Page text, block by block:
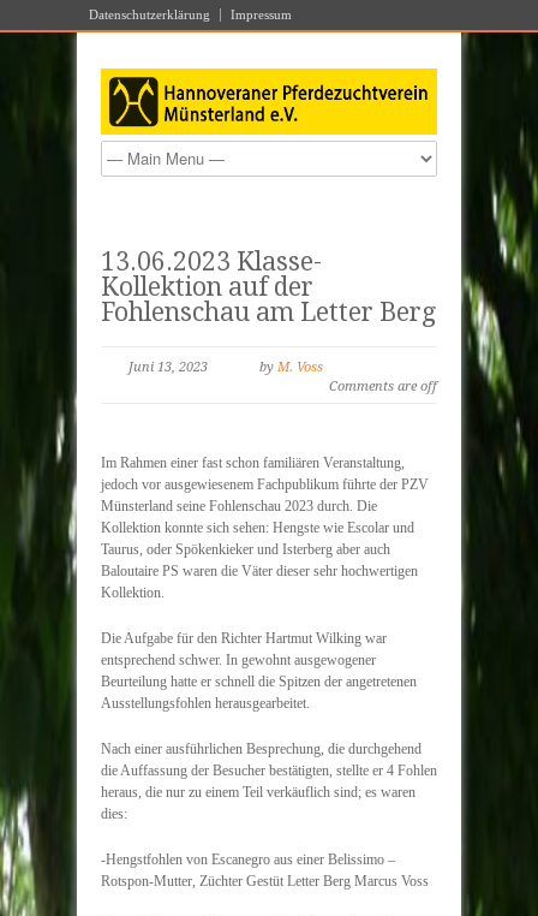
Datenschutzerklärung Impressum
13.06.2023 Klasse-
Kollektion auf der
Fohlenschau am Letter Berg
Juni 13, 2023 by M. Voss
Comments are off
Im Rahmen einer fast schon familiären Veranstaltung,
jedoch vor ausgewiesenem Fachpublikum führte der PZV
Münsterland seine Fohlenschau 2023 durch. Die
Kollektion konnte sich sehen: Hengste wie Escolar und
Taurus, oder Spökenkieker und Isterberg aber auch
Baloutaire PS waren die Väter dieser sehr hochwertigen
Kollektion.
Die Aufgabe für den Richter Hartmut Wilking war
entsprechend schwer. In gewohnt ausgewogener
Beurteilung hatte er schnell die Spitzen der angetretenen
Ausstellungsfohlen herausgearbeitet.
Nach einer ausführlichen Besprechung, die durchgehend
die Auffassung der Besucher bestätigten, stellte er 4 Fohlen
heraus, die nur zu einem Teil verkäuflich sind; es waren
dies:
-Hengstfohlen von Escanegro aus einer Belissimo –
Rotspon-Mutter, Züchter Gestüt Letter Berg Marcus Voss